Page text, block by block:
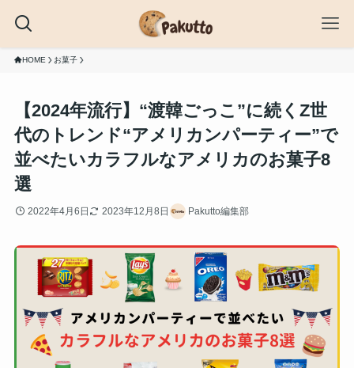
HOME お菓子
【2024年流行】“渡韓ごっこ”に続くZ世
代のトレンド“アメリカンパーティー”で
並べたいカラフルなアメリカのお菓子8
選
2022年4月6日 2023年12月8日 Pakutto編集部